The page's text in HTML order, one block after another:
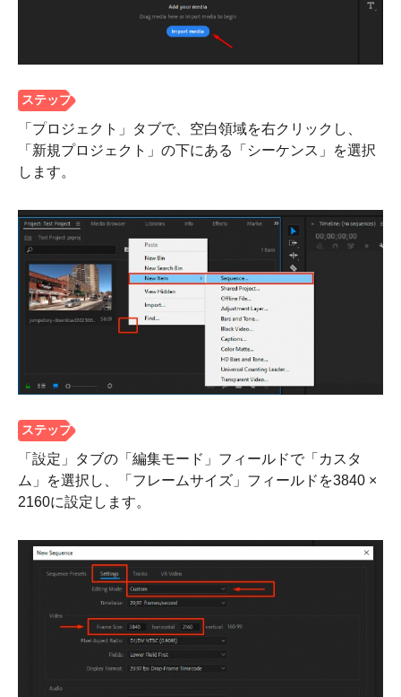
ステップ
「プロジェクト」タブで、空白領域を右クリックし、
「新規プロジェクト」の下にある「シーケンス」を選択
します。
「設定」タブの「編集モード」フィールドで「カスタ
ム」を選択し、「フレームサイズ」フィールドを3840 ×
2160に設定します。